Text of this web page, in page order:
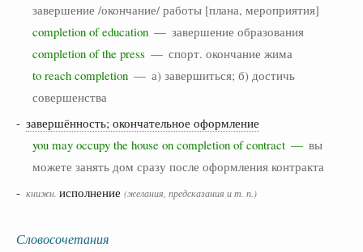
завершение /окончание/ работы [плана, мероприятия]
completion of education — завершение образования
completion of the press — спорт. окончание жима
to reach completion — а) завершиться; б) достичь
совершенства
- завершённость; окончательное оформление
you may occupy the house on completion of contract — вы
можете занять дом сразу после оформления контракта
- книжн. исполнение (желания, предсказания и т. п.)
Словосочетания